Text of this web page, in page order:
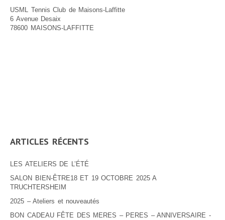
USML Tennis Club de Maisons-Laffitte
6 Avenue Desaix
78600 MAISONS-LAFFITTE
ARTICLES RÉCENTS
LES ATELIERS DE L’ÉTÉ
SALON BIEN-ÊTRE18 ET 19 OCTOBRE 2025 A
TRUCHTERSHEIM
2025 – Ateliers et nouveautés
BON CADEAU FÊTE DES MERES – PERES – ANNIVERSAIRE -